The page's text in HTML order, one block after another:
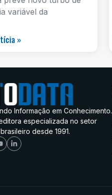
variável da
»
Informação em Conhecimento.
especializada no setor
desde 1991.